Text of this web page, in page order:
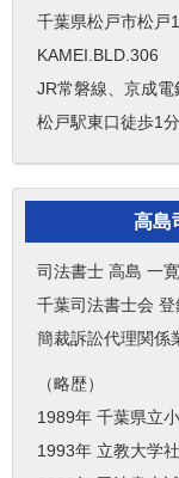
千葉県松戸市松戸
KAMEI.BLD.306
JR常磐線、京成電
松戸駅東口徒歩1
高島
司法書士 高島 一寛
千葉司法書士会
簡裁訴訟代理関係
（略歴）
1989年 千葉県立
1993年 立教大学